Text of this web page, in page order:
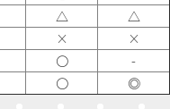
△ △
× ×
〇 -
〇 ◎